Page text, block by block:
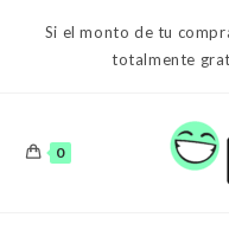
Si el monto de tu
totalmente
0